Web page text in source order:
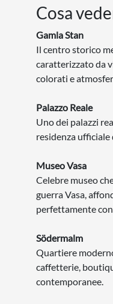
Cosa
Gamla Stan
Il centro storico
caratterizzato da
colorati e
Palazzo Reale
Uno dei palazzi
residenza ufficiale
Museo Vasa
Celebre museo
guerra Vasa,
perfettamente
Södermalm
Quartiere
caffetterie,
contemporanee.